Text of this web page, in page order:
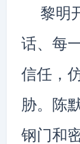
黎明
话、每
信任，
胁。陈
钢门和